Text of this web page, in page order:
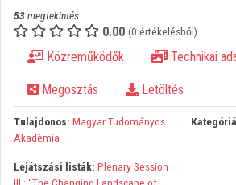
Intézményi listák
53megtekintés
0.00 (0 értékelésből)
Közreműködők Technikai
Megosztás Letöltés
Tulajdonos: Magyar Tudományos
Akadémia
Lejátszási listák: Plenary Session